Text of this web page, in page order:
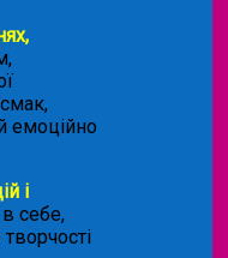
емоційно
і
себе,